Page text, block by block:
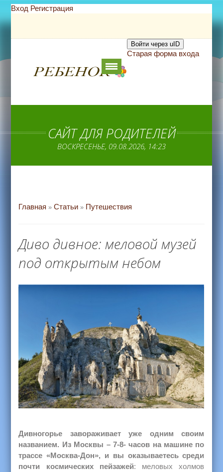
Вход Регистрация
Войти через uID
Старая форма входа
САЙТ ДЛЯ РОДИТЕЛЕЙ
ВОСКРЕСЕНЬЕ, 09.08.2026, 14:23
Главная »Статьи » Путешествия
Диво дивное: меловой музей
под открытым небом
Дивногорье завораживает уже одним своим
названием. Из Москвы – 7-8- часов на машине по
трассе «Москва-Дон», и вы оказываетесь среди
почти космических пейзажей: меловых холмов